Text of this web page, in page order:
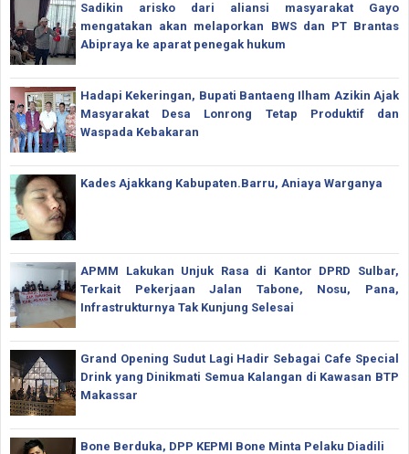
Sadikin arisko dari aliansi masyarakat Gayo
mengatakan akan melaporkan BWS dan PT Brantas
Abipraya ke aparat penegak hukum
Hadapi Kekeringan, Bupati Bantaeng Ilham Azikin Ajak
Masyarakat Desa Lonrong Tetap Produktif dan
Waspada Kebakaran
Kades Ajakkang Kabupaten.Barru, Aniaya Warganya
APMM Lakukan Unjuk Rasa di Kantor DPRD Sulbar,
Terkait Pekerjaan Jalan Tabone, Nosu, Pana,
Infrastrukturnya Tak Kunjung Selesai
Grand Opening Sudut Lagi Hadir Sebagai Cafe Special
Drink yang Dinikmati Semua Kalangan di Kawasan BTP
Makassar
Bone Berduka, DPP KEPMI Bone Minta Pelaku Diadili